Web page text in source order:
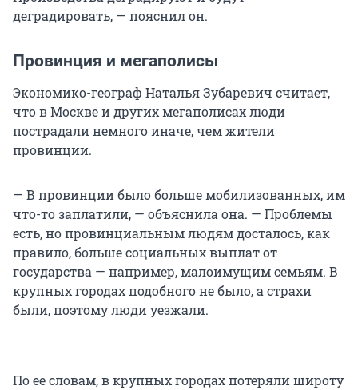
деградировать, — пояснил он.
Провинция и мегаполисы
Экономико-географ Наталья Зубаревич считает,
что в Москве и других мегаполисах люди
пострадали немного иначе, чем жители
провинции.
— В провинции было больше мобилизованных, им
что-то заплатили, — объяснила она. — Проблемы
есть, но провинциальным людям досталось, как
правило, больше социальных выплат от
государства — например, малоимущим семьям. В
крупных городах подобного не было, а страхи
были, поэтому люди уезжали.
По ее словам, в крупных городах потеряли широту